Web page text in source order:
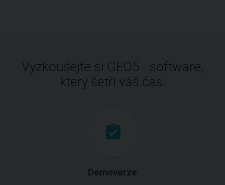
Vyzkoušejte si GEO5 - software,
který šetří váš čas.
Demoverze